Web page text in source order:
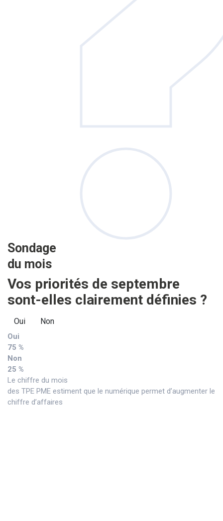
Sondage
du mois
Vos priorités de septembre
sont-elles clairement définies ?
Oui Non
Oui
75 %
Non
25 %
Le chiffre du mois
des TPE PME estiment que le numérique permet d’augmenter le
chiffre d’affaires